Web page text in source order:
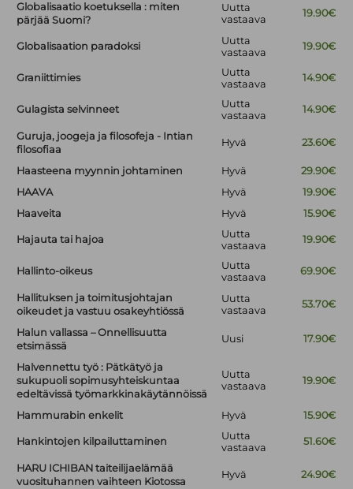
Globalisaatio koetuksella : miten
pärjää Suomi?
Uutta
vastaava
19.90€
Globalisaation paradoksi
Uutta
vastaava
19.90€
Graniittimies
Uutta
vastaava
14.90€
Gulagista selvinneet
Uutta
vastaava
14.90€
Guruja, joogeja ja filosofeja - Intian
filosofiaa
Hyvä 23.60€
Haasteena myynnin johtaminen Hyvä
29.90€
HAAVA
Hyvä
19.90€
Haaveita
Hyvä 15.90€
Hajauta tai hajoa
Uutta
vastaava
19.90€
Hallinto-oikeus
Uutta
vastaava
69.90€
Hallituksen ja toimitusjohtajan
oikeudet ja vastuu osakeyhtiössä
Uutta
vastaava
53.70€
Halun vallassa – Onnellisuutta
etsimässä
Uusi 17.90€
Halvennettu työ : Pätkätyö ja
sukupuoli sopimusyhteiskuntaa
edeltävissä työmarkkinakäytännöissä
Uutta
vastaava
19.90€
Hammurabin enkelit Hyvä 15.90€
Hankintojen kilpailuttaminen
Uutta
vastaava
51.60€
HARU ICHIBAN taiteilijaelämää
vuosituhannen vaihteen Kiotossa
Hyvä 24.90€